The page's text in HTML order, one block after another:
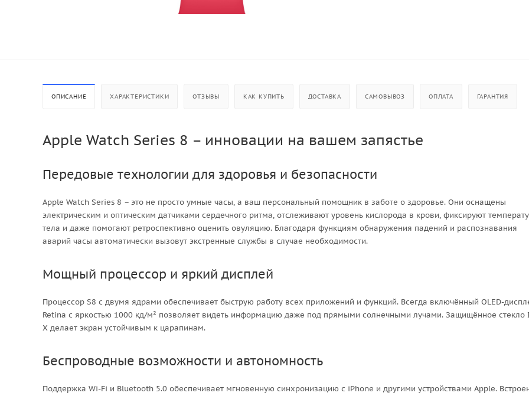
ОПИСАНИЕ ХАРАКТЕРИСТИКИ ОТЗЫВЫ КАК КУПИТЬ ДОСТАВКА САМОВЫВОЗ ОПЛАТА ГАРАНТИЯ
Apple Watch Series 8 – инновации на вашем запястье
Передовые технологии для здоровья и безопасности
Apple Watch Series 8 – это не просто умные часы, а ваш персональный помощник в заботе о здоровье. Они оснащены
электрическим и оптическим датчиками сердечного ритма, отслеживают уровень кислорода в крови, фиксируют
тела и даже помогают ретроспективно оценить овуляцию. Благодаря функциям обнаружения падений и распознавания
аварий часы автоматически вызовут экстренные службы в случае необходимости.
Мощный процессор и яркий дисплей
Процессор S8 с двумя ядрами обеспечивает быструю работу всех приложений и функций. Всегда включённый OLED-
Retina с яркостью 1000 кд/м² позволяет видеть информацию даже под прямыми солнечными лучами. Защищённое стекло
X делает экран устойчивым к царапинам.
Беспроводные возможности и автономность
Поддержка Wi-Fi и Bluetooth 5.0 обеспечивает мгновенную синхронизацию с iPhone и другими устройствами Apple.